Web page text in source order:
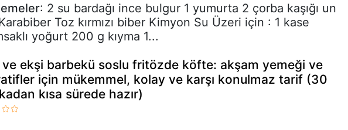
: 2 su bardağı ince bulgur 1 yumurta 2 çorba kaşığı un
Toz kırmızı biber Kimyon Su Üzeri için : 1 kase
yoğurt 200 g kıyma 1...
ve ekşi barbekü soslu fritözde köfte: akşam yemeği ve
için mükemmel, kolay ve karşı konulmaz tarif (30
kısa sürede hazır)